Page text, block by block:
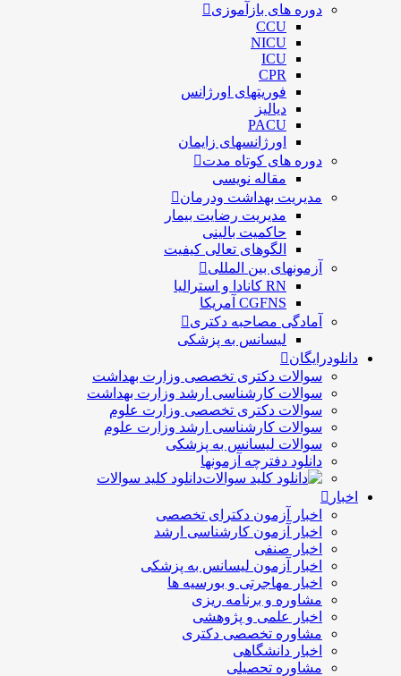
دوره های بازآموزی
CCU
NICU
ICU
CPR
فوریتهای اورژانس
دیالیز
PACU
اورژانسهای زایمان
دوره های کوتاه مدت
مقاله نویسی
مدیریت بهداشت ودرمان
مديريت رضايت بيمار
حاكميت بالينی
الگوهای تعالی کيفيت
آزمونهای بین المللی
RN کانادا و استرالیا
CGFNS آمریکا
آمادگی مصاحبه دکتری
لیسانس به پزشکی
دانلودرایگان
سوالات دکتری تخصصی وزارت بهداشت
سوالات کارشناسی ارشد وزارت بهداشت
سوالات دکتری تخصصی وزارت علوم
سوالات کارشناسی ارشد وزارت علوم
سوالات لیسانس به پزشکی
دانلود دفترچه آزمونها
دانلود کلید سوالات
اخبار
اخبار آزمون دکترای تخصصی
اخبار آزمون کارشناسی ارشد
اخبار صنفی
اخبار آزمون لیسانس به پزشکی
اخبار مهاجرتی و بورسیه ها
مشاوره و برنامه ریزی
اخبار علمی و پژوهشی
مشاوره تخصصی دکتری
اخبار دانشگاهی
مشاوره تحصیلی